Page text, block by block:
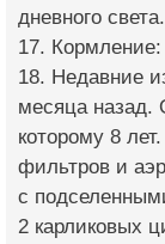
дневного
17. Кормление:
18. Недавние
месяца назад.
которому 8
фильтров и
с
2 карликовых